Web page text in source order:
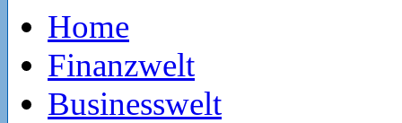
Home
Finanzwelt
Businesswelt